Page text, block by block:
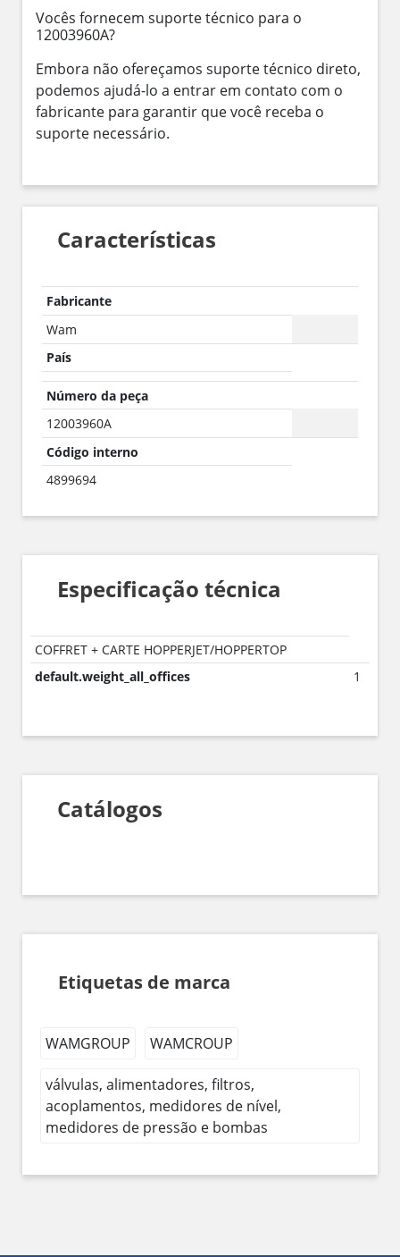
Vocês fornecem suporte técnico para o
12003960A?
Embora não ofereçamos suporte técnico direto,
podemos ajudá-lo a entrar em contato com o
fabricante para garantir que você receba o
suporte necessário.
Características
Fabricante
Wam
País
Número da peça
12003960A
Código interno
4899694
Especificação técnica
COFFRET + CARTE HOPPERJET/HOPPERTOP
default.weight_all_offices
1
Catálogos
Etiquetas de marca
WAMGROUP WAMCROUP
válvulas, alimentadores, filtros,
acoplamentos, medidores de nível,
medidores de pressão e bombas